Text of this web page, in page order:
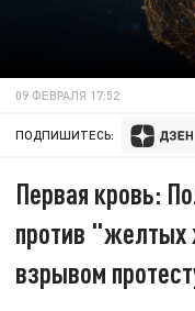
09 ФЕВРАЛЯ 17:52
ПОДПИШИТЕСЬ:
Первая кровь:
против "желтых
взрывом